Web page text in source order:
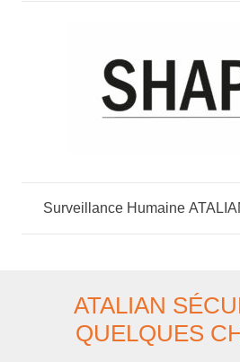
Surveillance Humaine
ATALIAN
QUELQUES